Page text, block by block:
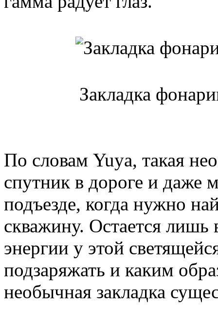
Закладка
По словам Yuya, такая
спутник в дороге и даже
подъезде, когда нужно
скважину. Остается лишь
энергии у этой
подзаряжать и каким
необычная закладка